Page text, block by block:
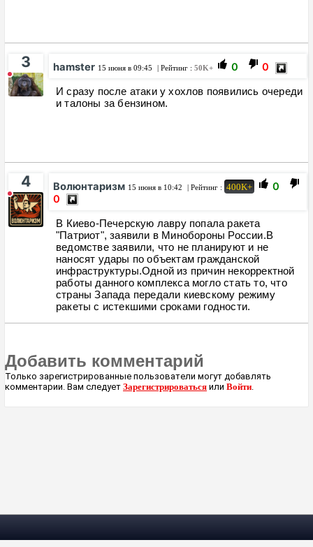
3 hamster 15 июня в 09:45 | Рейтинг : 50K+ 0 0
И сразу после атаки у хохлов появились очереди
и талоны за бензином.
4 Волюнтаризм 15 июня в 10:42 | Рейтинг : 400K+
0
0
️В Киево-Печерскую лавру попала ракета
"Патриот", заявили в Минобороны России.В
ведомстве заявили, что не планируют и не
наносят удары по объектам гражданской
инфраструктуры.Одной из причин некорректной
работы данного комплекса могло стать то, что
страны Запада передали киевскому режиму
ракеты с истекшими сроками годности.
Добавить комментарий
Только зарегистрированные пользователи могут добавлять
комментарии. Вам следует Зарегистрироваться или Войти